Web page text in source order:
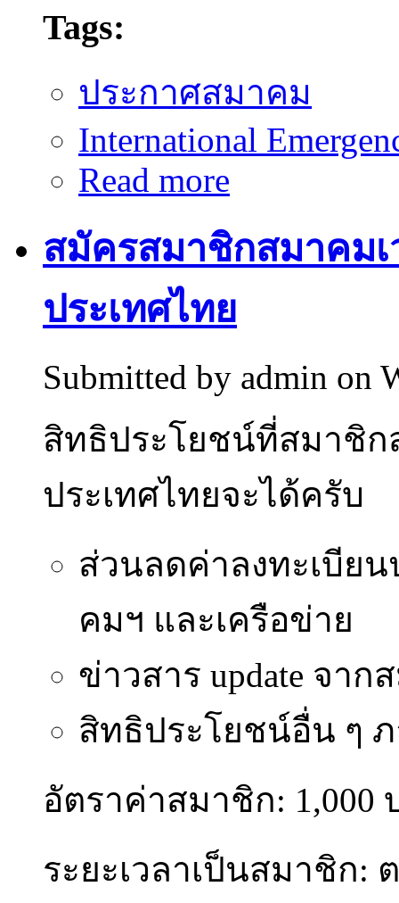
Tags:
ประกาศสมาคม
International
Read more
สมัครสมาชิกสมาคม
ประเทศไทย
Submitted by admin on
สิทธิประโยชน์ที่สมาชิก
ประเทศไทยจะได้ครับ
ส่วนลดค่าลงทะเบีย
คมฯ และเครือข่าย
ข่าวสาร update จาก
สิทธิประโยชน์อื่น ๆ
อัตราค่าสมาชิก: 1,000
ระยะเวลาเป็นสมาชิก: